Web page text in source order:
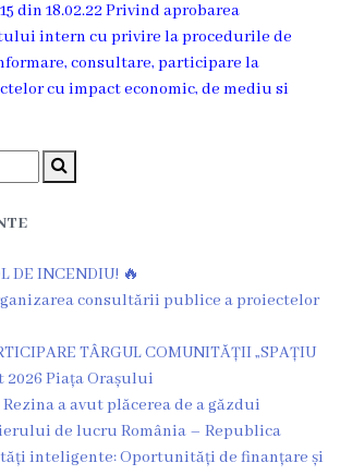
din 18.02.22 Privind aprobarea
intern cu privire la procedurile de
consultare, participare la
cu impact economic, de mediu si
DE INCENDIU! 🔥
consultării publice a proiectelor
TÂRGUL COMUNITĂȚII „SPAȚIU
2026 Piața Orașului
a avut plăcerea de a găzdui
de lucru România – Republica
inteligente: Oportunități de finanțare și